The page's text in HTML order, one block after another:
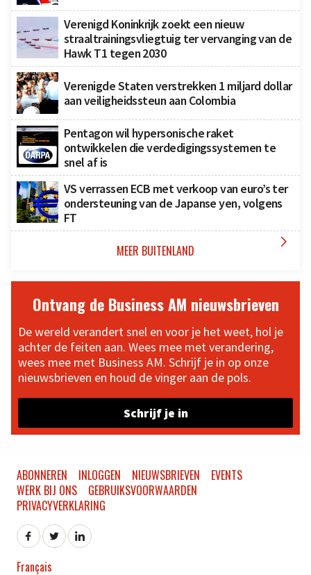
Verenigd Koninkrijk zoekt een nieuw
straaltrainingsvliegtuig ter vervanging van de
Hawk T1 tegen 2030
Verenigde Staten verstrekken 1 miljard dollar
aan veiligheidssteun aan Colombia
Pentagon wil hypersonische raket
ontwikkelen die verdedigingssystemen te
snel af is
VS verrassen ECB met verkoop van euro’s ter
ondersteuning van de Japanse yen, volgens
FT
MEER BUITENLAND 
Ontvang de Business AM nieuwsbrieven
De wereld verandert snel en voor je het weet, hol je
achter de feiten aan. Wees mee met verandering,
wees mee met Business AM. Schrijf je in op onze
nieuwsbrieven en houd de vinger aan de pols.
Schrijf je in
ABONNEREN INLOGGEN NIEUWSBRIEVEN
EVENTS
WERK BIJ ONS
GEBRUIKSVOORWAARDEN
PRIVACYVERKLARING
Français